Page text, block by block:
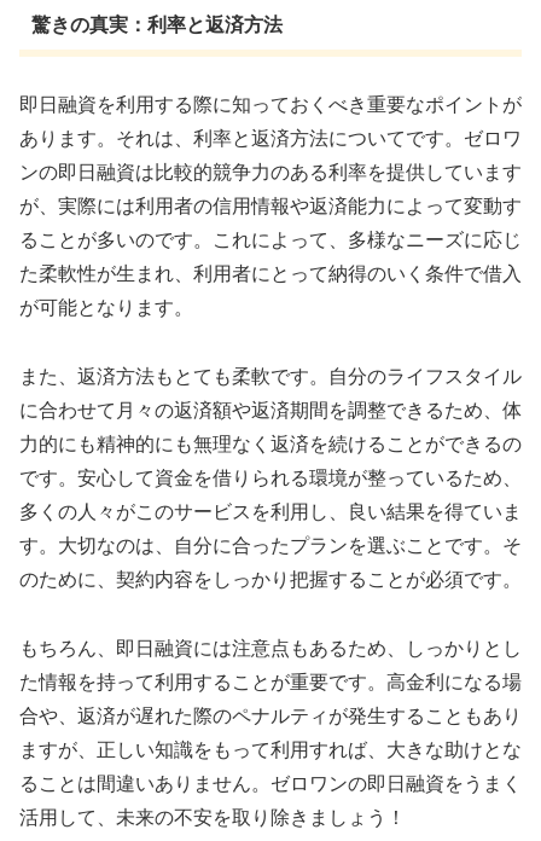
驚きの真実：利率と返済方法
即日融資を利用する際に知っておくべき重要なポイントが
あります。それは、利率と返済方法についてです。ゼロワ
ンの即日融資は比較的競争力のある利率を提供しています
が、実際には利用者の信用情報や返済能力によって変動す
ることが多いのです。これによって、多様なニーズに応じ
た柔軟性が生まれ、利用者にとって納得のいく条件で借入
が可能となります。
また、返済方法もとても柔軟です。自分のライフスタイル
に合わせて月々の返済額や返済期間を調整できるため、体
力的にも精神的にも無理なく返済を続けることができるの
です。安心して資金を借りられる環境が整っているため、
多くの人々がこのサービスを利用し、良い結果を得ていま
す。大切なのは、自分に合ったプランを選ぶことです。そ
のために、契約内容をしっかり把握することが必須です。
もちろん、即日融資には注意点もあるため、しっかりとし
た情報を持って利用することが重要です。高金利になる場
合や、返済が遅れた際のペナルティが発生することもあり
ますが、正しい知識をもって利用すれば、大きな助けとな
ることは間違いありません。ゼロワンの即日融資をうまく
活用して、未来の不安を取り除きましょう！